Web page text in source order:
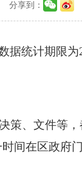
分享到：
据统计期限为
策、文件等
间在区政府